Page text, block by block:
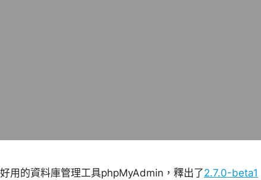
好用的資料庫管理工具phpMyAdmin，釋出了2.7.0-beta1